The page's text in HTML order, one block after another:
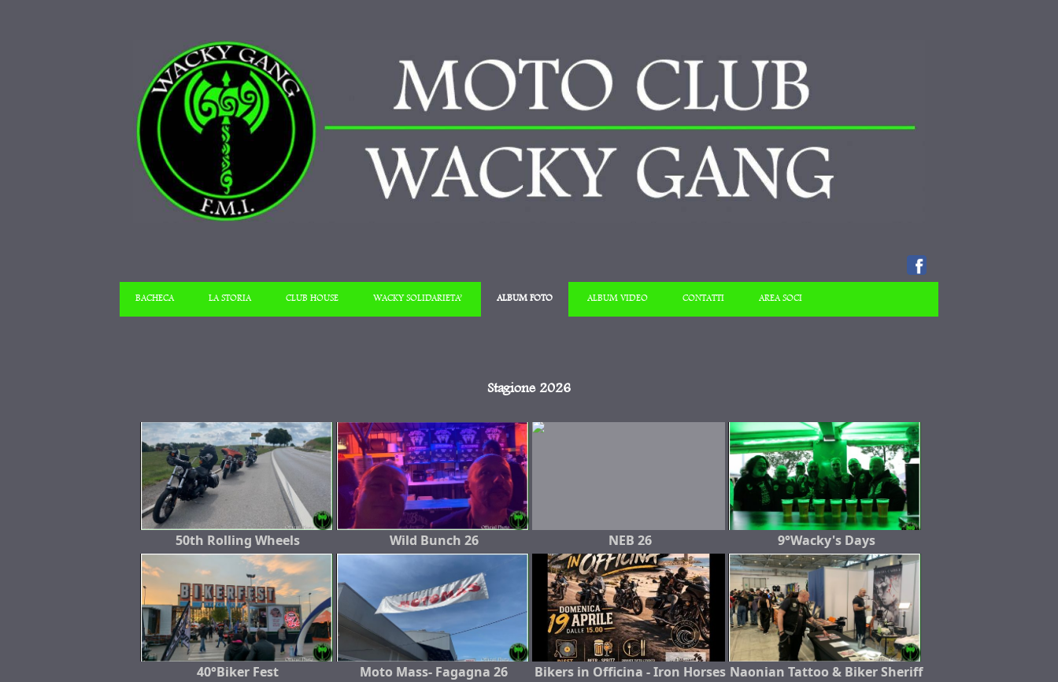
BACHECA LA STORIA CLUB HOUSE WACKY SOLIDARIETA’ ALBUM FOTO ALBUM VIDEO CONTATTI AREA SOCI
Stagione 2026
50th Rolling Wheels Wild Bunch 26 NEB 26 9°Wacky's Days
40°Biker Fest Moto Mass- Fagagna 26 Bikers in Officina - Iron Horses Naonian Tattoo & Biker Sheriff